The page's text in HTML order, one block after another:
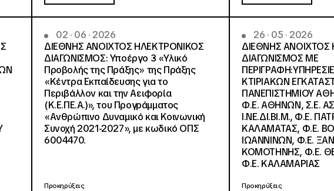
02 · 06 · 2026
ΔΙΕΘΝΗΣ ΑΝΟΙΧΤΟΣ ΗΛΕΚΤΡΟΝΙΚΟΣ
ΔΙΑΓΩΝΙΣΜΟΣ: Υποέργο 3 «Υλικό
Προβολής της Πράξης» της Πράξης
«Κέντρα Εκπαίδευσης για το
Περιβάλλον και την Αειφορία
(Κ.Ε.ΠΕ.Α.)», του Προγράμματος
«Ανθρώπινο Δυναμικό και Κοινωνική
Συνοχή 2021-2027», με κωδικό ΟΠΣ
6004470.
Προκηρύξεις
26 · 05 · 2026
ΔΙΕΘΝΗΣ ΑΝΟΙΧΤΟΣ
ΔΙΑΓΩΝΙΣΜΟΣ ΜΕ
ΚΤΙΡΙΑΚΩΝ
ΠΑΝΕΠΙΣΤΗΜΙΟΥ
Φ.Ε. ΑΘΗΝΩΝ, Σ.Ε.
Ι.ΝΕ.ΔΙ.ΒΙ.Μ., Φ.Ε.
ΚΑΛΑΜΑΤΑΣ, Φ.Ε.
ΙΩΑΝΝΙΝΩΝ, Φ.Ε.
ΚΟΜΟΤΗΝΗΣ, Φ.Ε.
Φ.Ε. ΚΑΛΑΜΑΡΙΑΣ
Προκηρύξεις